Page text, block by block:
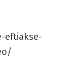
eftiakse-